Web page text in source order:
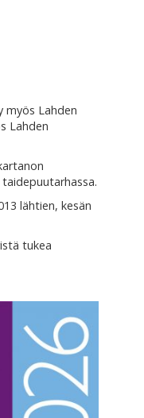
myös Lahden
Lahden
lähtien, kesän
tukea